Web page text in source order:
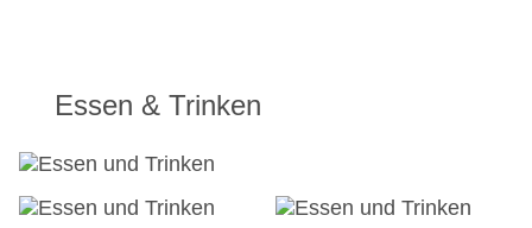
Wäscheservice: gegen Gebühr, Barzahlung
Concierge Service, Gepäckservice
Zahlungsarten: TUI Card / VISA, MasterCard,
American Express, Diners, EC Karte/Maestro
Haustier: Hund erlaubt: gegen Gebühr, Anfrage &
Essen & Trinken